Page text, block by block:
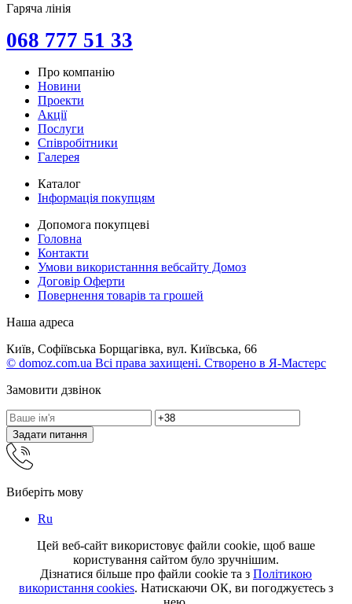
Гаряча лінія
068 777 51 33
Про компанію
Новини
Проекти
Акції
Послуги
Співробітники
Галерея
Каталог
Інформація покупцям
Допомога покупцеві
Головна
Контакти
Умови використанння вебсайту Домоз
Договір Оферти
Повернення товарів та грошей
Наша адреса
Київ, Софіївська Борщагівка, вул. Київська, 66
© domoz.com.ua Всі права захищені. Створено в Я-Мастерс
Замовити дзвінок
Задати питання
Виберіть мову
Ru
Цей веб-сайт використовує файли cookie, щоб ваше
користування сайтом було зручнішим.
Дізнатися більше про файли cookie та з Політикою
використання cookies. Натискаючи ОК, ви погоджуєтесь з